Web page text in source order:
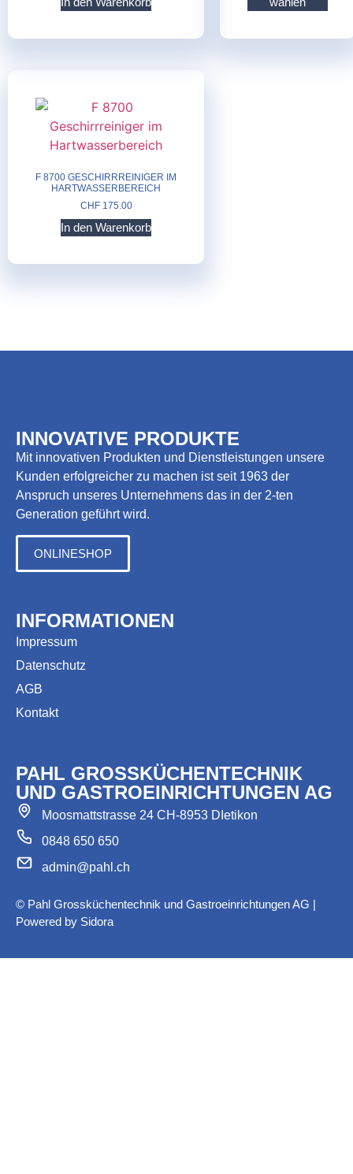
F 8700 GESCHIRRREINIGER IM
HARTWASSERBEREICH
CHF175.00
In den Warenkorb
INNOVATIVE PRODUKTE
Mit innovativen Produkten und Dienstleistungen unsere
Kunden erfolgreicher zu machen ist seit 1963 der
Anspruch unseres Unternehmens das in der 2-ten
Generation geführt wird.
ONLINESHOP
INFORMATIONEN
Impressum
Datenschutz
AGB
Kontakt
PAHL GROSSKÜCHENTECHNIK
UND GASTROEINRICHTUNGEN AG
Moosmattstrasse 24 CH-8953 DIetikon
0848 650 650
admin@pahl.ch
© Pahl Grossküchentechnik und Gastroeinrichtungen AG |
Powered by Sidora